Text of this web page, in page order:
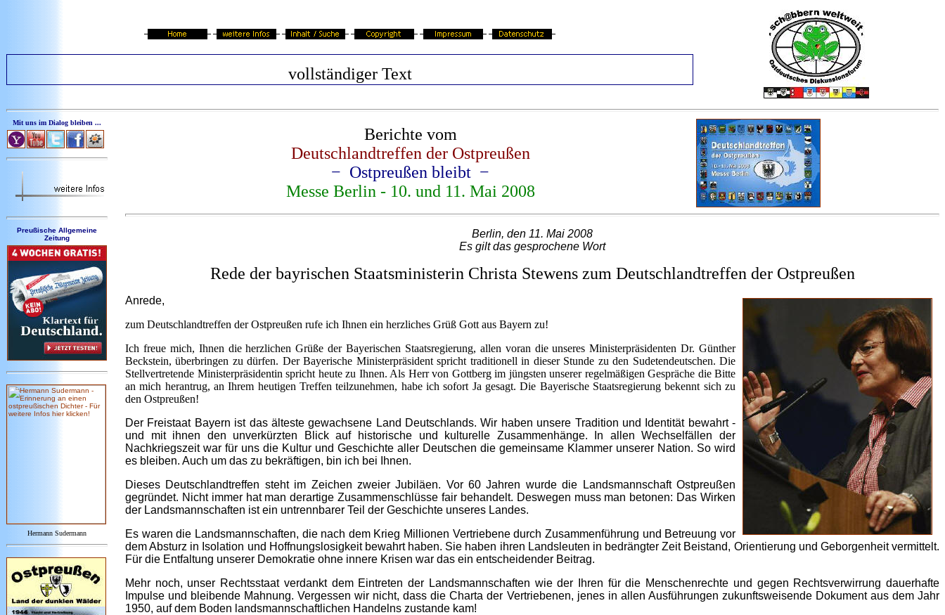
vollständiger Text
Mit uns im Dialog bleiben ...
Preußische Allgemeine
Zeitung
Hermann Sudermann
Berichte vom
Deutschlandtreffen der Ostpreußen
− Ostpreußen bleibt −
Messe Berlin - 10. und 11. Mai 2008
Berlin, den 11. Mai 2008
Es gilt das gesprochene Wort
Rede der bayrischen Staatsministerin Christa Stewens zum Deutschlandtreffen der Ostpreußen
Anrede,
zum Deutschlandtreffen der Ostpreußen rufe ich Ihnen ein herzliches Grüß Gott aus Bayern zu!
Ich freue mich, Ihnen die herzlichen Grüße der Bayerischen Staatsregierung, allen voran die unseres Ministerpräsidenten Dr. Günther
Beckstein, überbringen zu dürfen. Der Bayerische Ministerpräsident spricht traditionell in dieser Stunde zu den Sudetendeutschen. Die
Stellvertretende Ministerpräsidentin spricht heute zu Ihnen. Als Herr von Gottberg im jüngsten unserer regelmäßigen Gespräche die Bitte
an mich herantrug, an Ihrem heutigen Treffen teilzunehmen, habe ich sofort Ja gesagt. Die Bayerische Staatsregierung bekennt sich zu
den Ostpreußen!
Der Freistaat Bayern ist das älteste gewachsene Land Deutschlands. Wir haben unsere Tradition und Identität bewahrt -
und mit ihnen den unverkürzten Blick auf historische und kulturelle Zusammenhänge. In allen Wechselfällen der
Nachkriegszeit war für uns die Kultur und Geschichte aller Deutschen die gemeinsame Klammer unserer Nation. So wird
es bleiben. Auch um das zu bekräftigen, bin ich bei Ihnen.
Dieses Deutschlandtreffen steht im Zeichen zweier Jubiläen. Vor 60 Jahren wurde die Landsmannschaft Ostpreußen
gegründet. Nicht immer hat man derartige Zusammenschlüsse fair behandelt. Deswegen muss man betonen: Das Wirken
der Landsmannschaften ist ein untrennbarer Teil der Geschichte unseres Landes.
Es waren die Landsmannschaften, die nach dem Krieg Millionen Vertriebene durch Zusammenführung und Betreuung vor
dem Absturz in Isolation und Hoffnungslosigkeit bewahrt haben. Sie haben ihren Landsleuten in bedrängter Zeit Beistand, Orientierung und Geborgenheit vermittelt.
Für die Entfaltung unserer Demokratie ohne innere Krisen war das ein entscheidender Beitrag.
Mehr noch, unser Rechtsstaat verdankt dem Eintreten der Landsmannschaften wie der Ihren für die Menschenrechte und gegen Rechtsverwirrung dauerhafte
Impulse und bleibende Mahnung. Vergessen wir nicht, dass die Charta der Vertriebenen, jenes in allen Ausführungen zukunftsweisende Dokument aus dem Jahr
1950, auf dem Boden landsmannschaftlichen Handelns zustande kam!